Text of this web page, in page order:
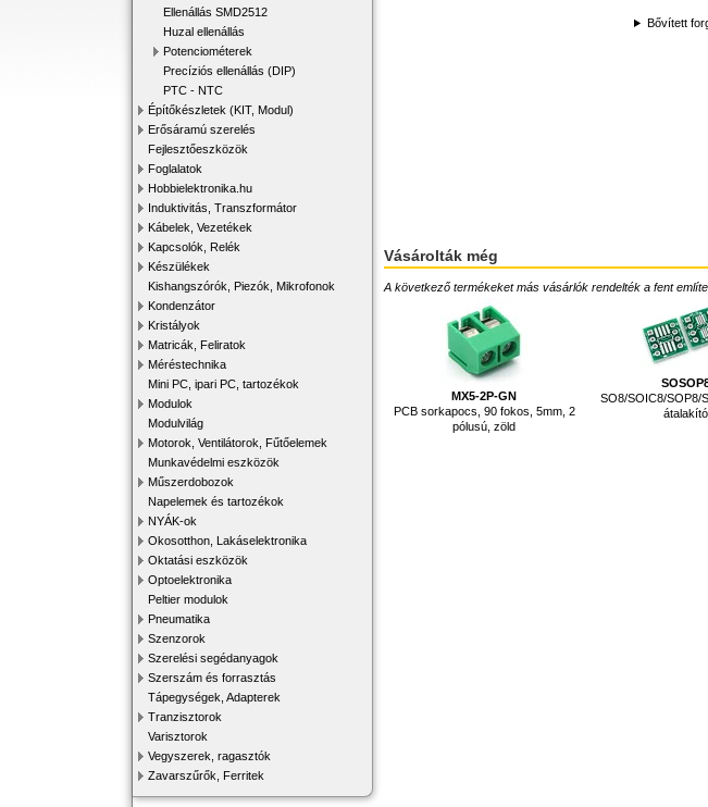
Ellenállás SMD2512
Huzal ellenállás
Potenciométerek
Precíziós ellenállás (DIP)
PTC - NTC
Építőkészletek (KIT, Modul)
Erősáramú szerelés
Fejlesztőeszközök
Foglalatok
Hobbielektronika.hu
Induktivitás, Transzformátor
Kábelek, Vezetékek
Kapcsolók, Relék
Készülékek
Kishangszórók, Piezók, Mikrofonok
Kondenzátor
Kristályok
Matricák, Feliratok
Méréstechnika
Mini PC, ipari PC, tartozékok
Modulok
Modulvilág
Motorok, Ventilátorok, Fűtőelemek
Munkavédelmi eszközök
Műszerdobozok
Napelemek és tartozékok
NYÁK-ok
Okosotthon, Lakáselektronika
Oktatási eszközök
Optoelektronika
Peltier modulok
Pneumatika
Szenzorok
Szerelési segédanyagok
Szerszám és forrasztás
Tápegységek, Adapterek
Tranzisztorok
Varisztorok
Vegyszerek, ragasztók
Zavarszűrők, Ferritek
Bővített
Vásárolták még
A következő termékeket más vásárlók rendelték a fent
MX5-2P-GN
PCB sorkapocs, 90 fokos, 5mm, 2
pólusú, zöld
SO8/SOIC8/SOP8/
átalakító